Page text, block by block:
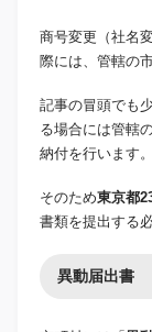
商号変更（社名
際には、管轄の
記事の冒頭でも
る場合には管轄
納付を行います。
そのため東京都
書類を提出する
異動届出書